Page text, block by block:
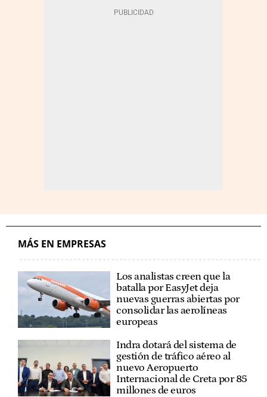
MÁS EN EMPRESAS
Los analistas creen que la
batalla por EasyJet deja
nuevas guerras abiertas por
consolidar las aerolíneas
europeas
Indra dotará del sistema de
gestión de tráfico aéreo al
nuevo Aeropuerto
Internacional de Creta por 85
millones de euros